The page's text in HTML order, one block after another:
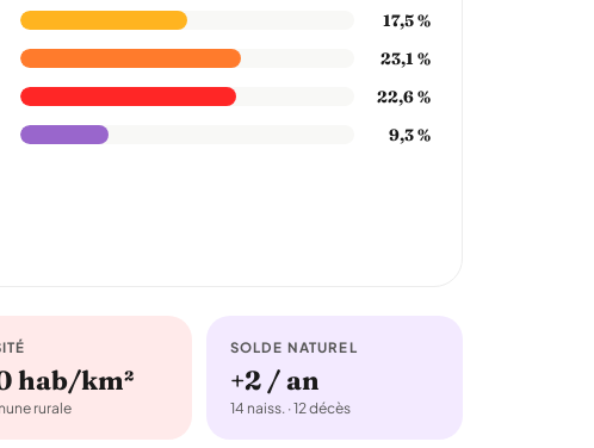
17,5 %
23,1 %
22,6 %
9,3 %
hab/km²
rurale
SOLDE NATUREL
+2 / an
14 naiss. · 12 décès